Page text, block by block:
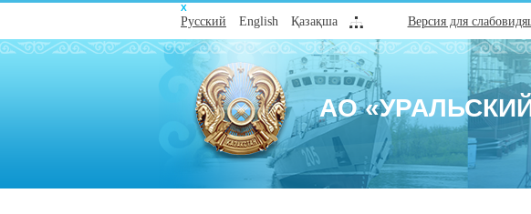
Русский English Қазақша Версия для
АО
Х